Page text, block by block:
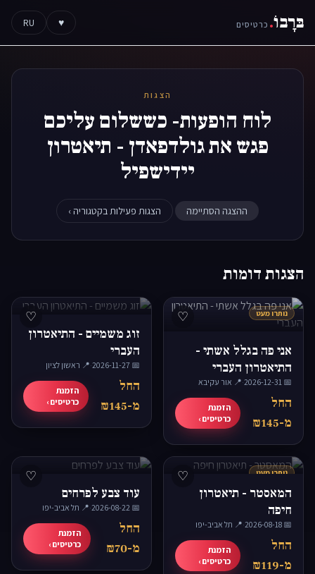
בּרָבוֹ. כרטיסים ♥
RU
הצגות
לוח הופעות- כששלום עליכם
פגש את גולדפאדן - תיאטרון
יידישפיל
ההצגה הסתיימה הצגות פעילות בקטגוריה ›
הצגות דומות
♡ נותרו מעט
אני פה בגלל אשתי -
התיאטרון העברי
📅 2026-12-31
·📍 אור עקיבא
החל
מ-₪145
הזמנת
כרטיסים ›
♡
זוג משמיים - התיאטרון
העברי
📅 2026-11-27
·📍 ראשון לציון
החל
מ-₪145
הזמנת
כרטיסים ›
♡ נותרו מעט
המאסטר - תיאטרון
חיפה
📅 2026-08-18
·📍 תל אביב-יפו
החל
מ-₪119
הזמנת
כרטיסים ›
♡
עוד צבע לפרחים
📅 2026-08-22
·📍 תל אביב-יפו
החל
מ-₪70
הזמנת
כרטיסים ›